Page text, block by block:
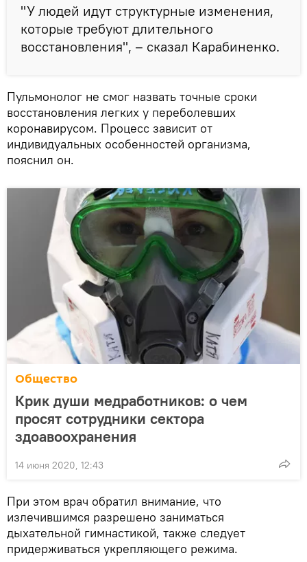
"У людей идут структурные изменения,
которые требуют длительного
восстановления", – сказал Карабиненко.
Пульмонолог не смог назвать точные сроки
восстановления легких у переболевших
коронавирусом. Процесс зависит от
индивидуальных особенностей организма,
пояснил он.
Общество
Крик души медработников: о чем
просят сотрудники сектора
здоавоохранения
14 июня 2020, 12:43
При этом врач обратил внимание, что
излечившимся разрешено заниматься
дыхательной гимнастикой, также следует
придерживаться укрепляющего режима.